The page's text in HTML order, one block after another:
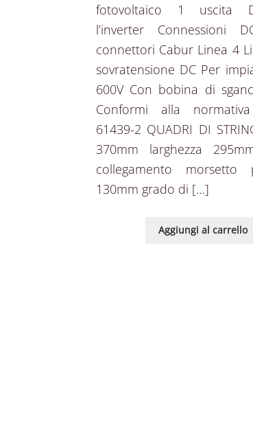
fotovoltaico 1 uscita
l’inverter Connessioni
connettori Cabur Linea 4
sovratensione DC Per
600V Con bobina di
Conformi alla
61439-2 QUADRI DI
370mm larghezza
collegamento morsetto
130mm grado di […]
Aggiungi al carrello